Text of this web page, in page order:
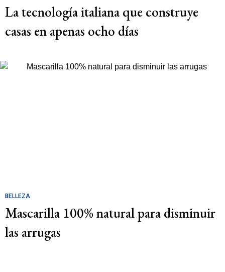
La tecnología italiana que construye
casas en apenas ocho días
BELLEZA
Mascarilla 100% natural para disminuir
las arrugas